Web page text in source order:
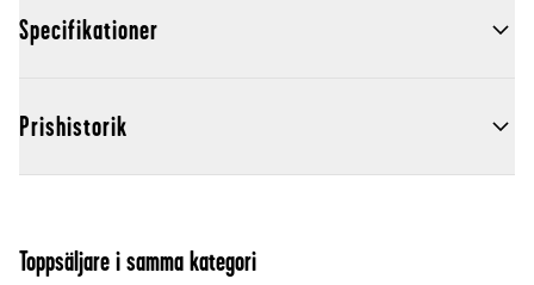
Specifikationer
Prishistorik
Toppsäljare i samma kategori